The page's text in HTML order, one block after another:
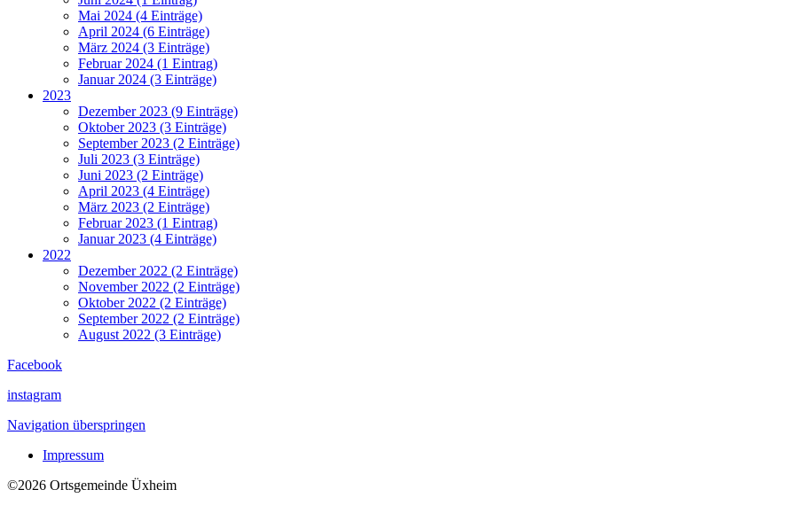
Mai 2024 (4 Einträge)
April 2024 (6 Einträge)
März 2024 (3 Einträge)
Februar 2024 (1 Eintrag)
Januar 2024 (3 Einträge)
2023
Dezember 2023 (9 Einträge)
Oktober 2023 (3 Einträge)
September 2023 (2 Einträge)
Juli 2023 (3 Einträge)
Juni 2023 (2 Einträge)
April 2023 (4 Einträge)
März 2023 (2 Einträge)
Februar 2023 (1 Eintrag)
Januar 2023 (4 Einträge)
2022
Dezember 2022 (2 Einträge)
November 2022 (2 Einträge)
Oktober 2022 (2 Einträge)
September 2022 (2 Einträge)
August 2022 (3 Einträge)
Facebook
instagram
Navigation überspringen
Impressum
©2026 Ortsgemeinde Üxheim